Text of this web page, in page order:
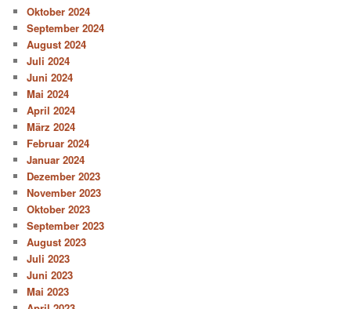
Oktober 2024
September 2024
August 2024
Juli 2024
Juni 2024
Mai 2024
April 2024
März 2024
Februar 2024
Januar 2024
Dezember 2023
November 2023
Oktober 2023
September 2023
August 2023
Juli 2023
Juni 2023
Mai 2023